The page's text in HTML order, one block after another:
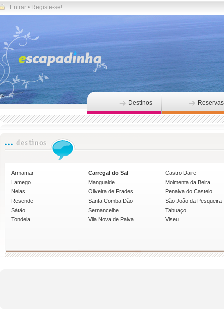
Entrar • Registe-se!
Destinos Reservas
Armamar Carregal do Sal
Castro Daire
Lamego
Mangualde
Moimenta da Beira
Nelas
Oliveira de Frades
Penalva do Castelo
Resende
Santa Comba Dão
São João da Pesqueira
Sátão
Sernancelhe
Tabuaço
Tondela
Vila Nova de Paiva Viseu